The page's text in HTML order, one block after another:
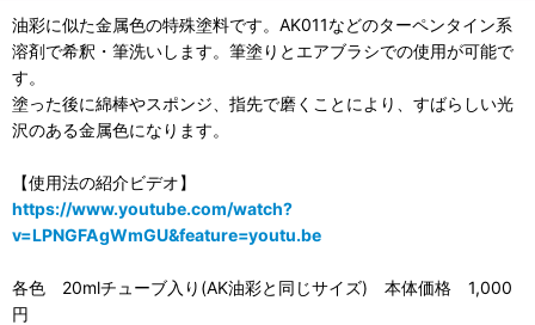
油彩に似た金属色の特殊塗料です。AK011などのターペンタイン系
溶剤で希釈・筆洗いします。筆塗りとエアブラシでの使用が可能で
す。
塗った後に綿棒やスポンジ、指先で磨くことにより、すばらしい光
沢のある金属色になります。
【使用法の紹介ビデオ】
https://www.youtube.com/watch?
v=LPNGFAgWmGU&feature=youtu.be
各色 20mlチューブ入り(AK油彩と同じサイズ) 本体価格 1,000
円